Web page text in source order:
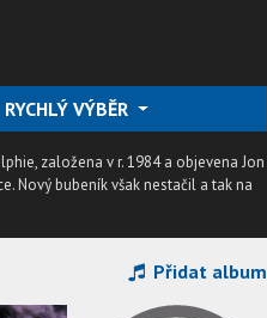
RYCHLÝ VÝBĚR
založena v r. 1984 a objevena Jon
Nový bubeník však nestačil a tak na
Přidat album